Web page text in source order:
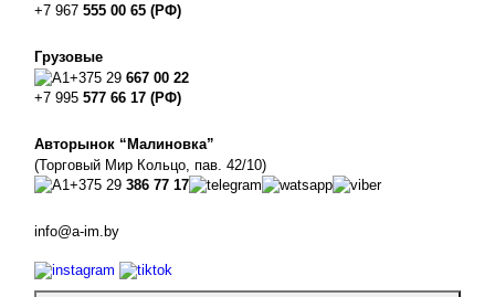
+7 967 555 00 65 (РФ)
Грузовые
+375 29 667 00 22
+7 995 577 66 17 (РФ)
Авторынок “Малиновка”
(Торговый Мир Кольцо, пав. 42/10)
+375 29 386 77 17
info@a-im.by